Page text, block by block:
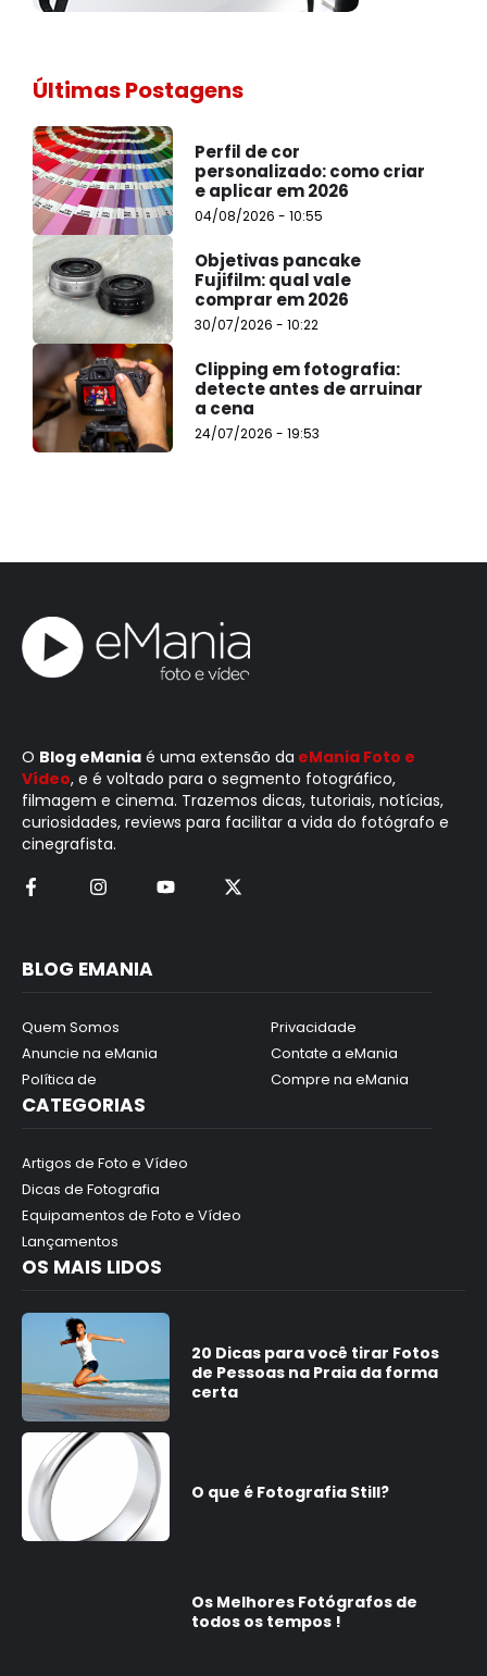
Últimas Postagens
Perfil de cor
personalizado: como criar
e aplicar em 2026
04/08/2026 - 10:55
Objetivas pancake
Fujifilm: qual vale
comprar em 2026
30/07/2026 - 10:22
Clipping em fotografia:
detecte antes de arruinar
a cena
24/07/2026 - 19:53
O Blog eMania é uma extensão da eMania Foto e
Vídeo, e é voltado para o segmento fotográfico,
filmagem e cinema. Trazemos dicas, tutoriais, notícias,
curiosidades, reviews para facilitar a vida do fotógrafo e
cinegrafista.
BLOG EMANIA
Quem Somos
Anuncie na eMania
Política de
Privacidade
Contate a eMania
Compre na eMania
CATEGORIAS
Artigos de Foto e Vídeo
Dicas de Fotografia
Equipamentos de Foto e Vídeo
Lançamentos
OS MAIS LIDOS
20 Dicas para você tirar Fotos
de Pessoas na Praia da forma
certa
O que é Fotografia Still?
Os Melhores Fotógrafos de
todos os tempos !